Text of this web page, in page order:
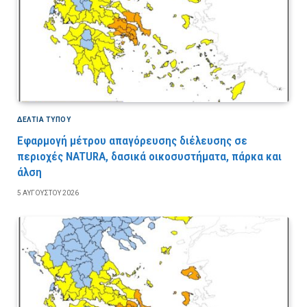
ΔΕΛΤΙΑ ΤΥΠΟΥ
Εφαρμογή μέτρου απαγόρευσης διέλευσης σε
περιοχές NATURA, δασικά οικοσυστήματα, πάρκα και
άλση
5 ΑΥΓΟΎΣΤΟΥ 2026